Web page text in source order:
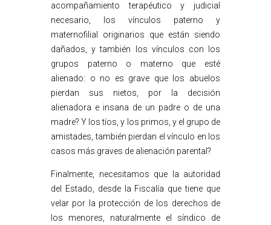
acompañamiento terapéutico y judicial
necesario, los vínculos paterno y
maternofilial originarios que están siendo
dañados, y también los vínculos con los
grupos paterno o materno que esté
alienado: o no es grave que los abuelos
pierdan sus nietos, por la decisión
alienadora e insana de un padre o de una
madre? Y los tíos, y los primos, y el grupo de
amistades, también pierdan el vínculo en los
casos más graves de alienación parental?
Finalmente, necesitamos que la autoridad
del Estado, desde la Fiscalía que tiene que
velar por la protección de los derechos de
los menores, naturalmente el síndico de